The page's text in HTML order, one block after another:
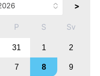
>
P S Sv
31 1 2
7 8 9